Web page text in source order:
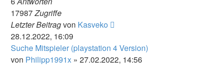
17987Zugriffe
Letzter Beitragvon Kasveko
28.12.2022, 16:09
Suche Mitspieler (playstation 4 Version)
von Philipp1991x » 27.02.2022, 14:56